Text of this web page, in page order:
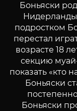
Боньяски
подростком
перестал
возрасте 18
секцию
показать «кто
Боньяски
Боньяски